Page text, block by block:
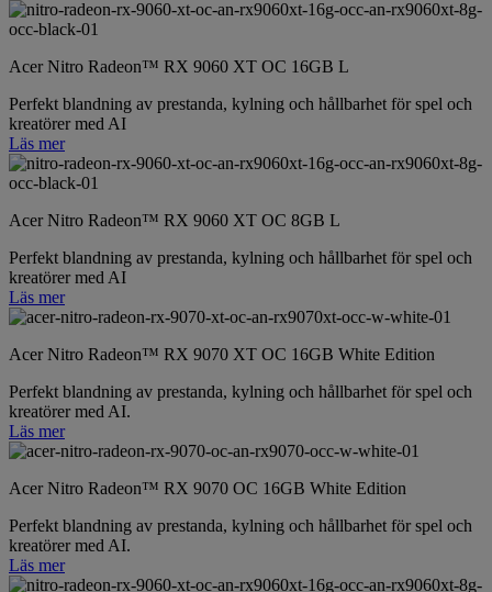
Acer Nitro Radeon™ RX 9060 XT OC 16GB L
Perfekt blandning av prestanda, kylning och hållbarhet för spel och
kreatörer med AI
Läs mer
Acer Nitro Radeon™ RX 9060 XT OC 8GB L
Perfekt blandning av prestanda, kylning och hållbarhet för spel och
kreatörer med AI
Läs mer
Acer Nitro Radeon™ RX 9070 XT OC 16GB White Edition
Perfekt blandning av prestanda, kylning och hållbarhet för spel och
kreatörer med AI.
Läs mer
Acer Nitro Radeon™ RX 9070 OC 16GB White Edition
Perfekt blandning av prestanda, kylning och hållbarhet för spel och
kreatörer med AI.
Läs mer